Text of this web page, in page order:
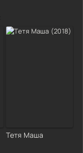
Тетя Маша